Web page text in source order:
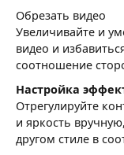
Обрезать видео
Увеличивайте и
видео и
соотношение
Настройка
Отрегулируйте
и яркость
другом стиле в